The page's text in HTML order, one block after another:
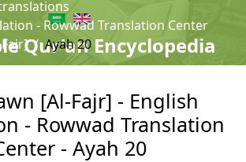
Qur'an Encyclopedia
- Rowwad Translation Center
Ayah 20
[Al-Fajr] - English
- Rowwad Translation
- Ayah 20